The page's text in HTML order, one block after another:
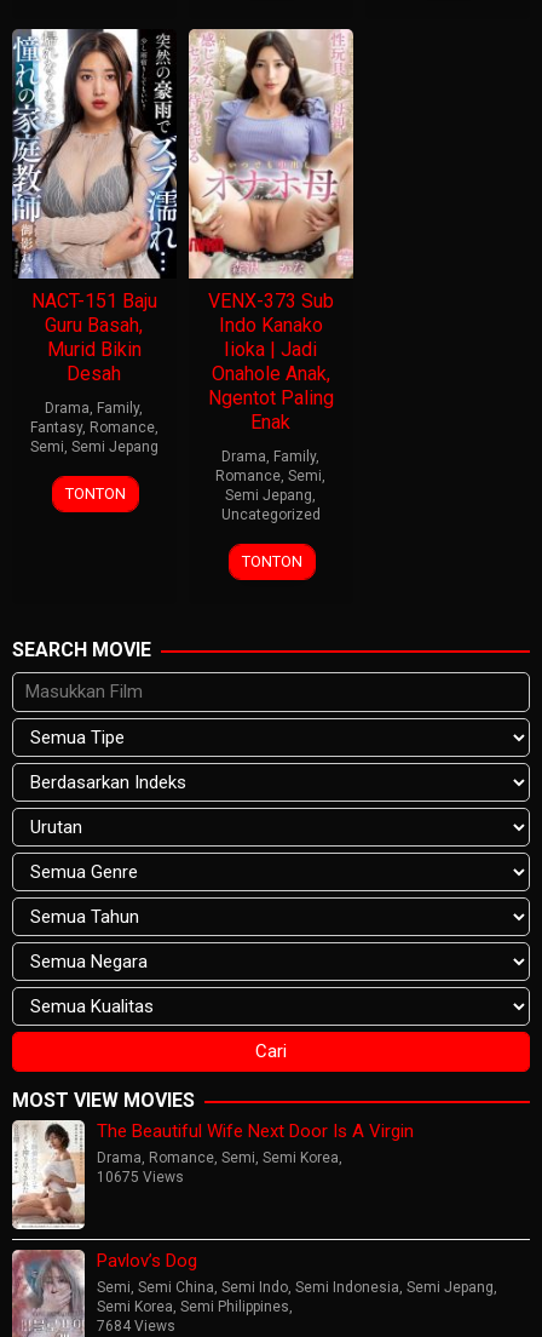
NACT-151 Baju
Guru Basah,
Murid Bikin
Desah
Drama, Family,
Fantasy, Romance,
Semi, Semi Jepang
TONTON
VENX-373 Sub
Indo Kanako
Iioka | Jadi
Onahole Anak,
Ngentot Paling
Enak
Drama, Family,
Romance,Semi,
Semi Jepang,
Uncategorized
TONTON
SEARCH MOVIE
MOST VIEW MOVIES
The Beautiful Wife Next Door Is A Virgin
Drama, Romance, Semi, Semi Korea,
10675 Views
Pavlov’s Dog
Semi, Semi China, Semi Indo, Semi Indonesia, Semi Jepang,
Semi Korea, Semi Philippines,
7684 Views